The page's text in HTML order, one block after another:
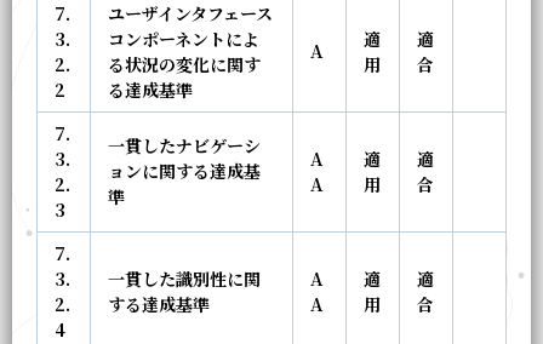
7.
3.
2.
2
ユーザインタフェース
コンポーネントによ
る状況の変化に関す
る達成基準
A
適
用
適
合
7.
3.
2.
3
一貫したナビゲーシ
ョンに関する達成基
準
A
A
適
用
適
合
7.
3.
2.
4
一貫した識別性に関
する達成基準
A
A
適
用
適
合